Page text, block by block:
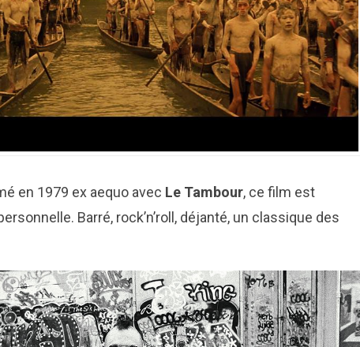
en 1979 ex aequo avec Le Tambour, ce film est
Barré, rock’n’roll, déjanté, un classique des